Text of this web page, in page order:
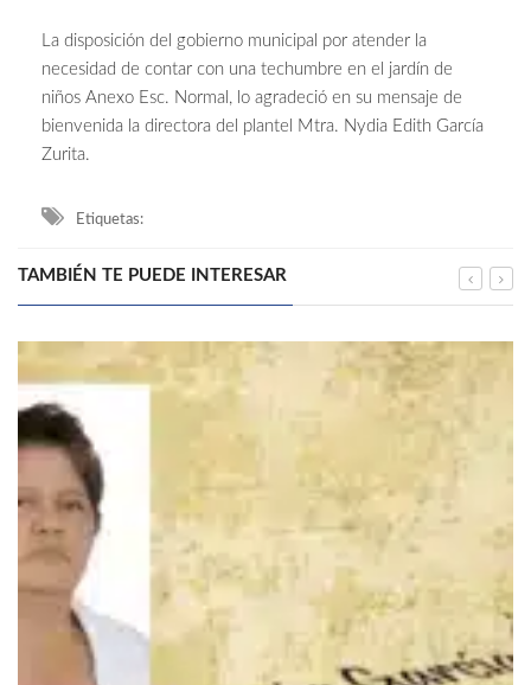
La disposición del gobierno municipal por atender la
necesidad de contar con una techumbre en el jardín de
niños Anexo Esc. Normal, lo agradeció en su mensaje de
bienvenida la directora del plantel Mtra. Nydia Edith García
Zurita.
Etiquetas:
TAMBIÉN TE PUEDE INTERESAR